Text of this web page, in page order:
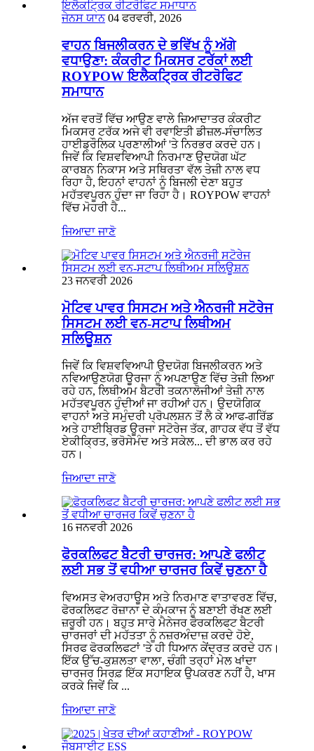
ਜੇਨਸ ਯਾਨ 04 ਫਰਵਰੀ, 2026
ਵਾਹਨ ਬਿਜਲੀਕਰਨ ਦੇ ਭਵਿੱਖ ਨੂੰ ਅੱਗੇ
ਵਧਾਉਣਾ: ਕੰਕਰੀਟ ਮਿਕਸਰ ਟਰੱਕਾਂ ਲਈ
ROYPOW ਇਲੈਕਟ੍ਰਿਕ ਰੀਟਰੋਫਿਟ
ਸਮਾਧਾਨ
ਅੱਜ ਵਰਤੋਂ ਵਿੱਚ ਆਉਣ ਵਾਲੇ ਜ਼ਿਆਦਾਤਰ ਕੰਕਰੀਟ
ਮਿਕਸਰ ਟਰੱਕ ਅਜੇ ਵੀ ਰਵਾਇਤੀ ਡੀਜ਼ਲ-ਸੰਚਾਲਿਤ
ਹਾਈਡ੍ਰੌਲਿਕ ਪ੍ਰਣਾਲੀਆਂ 'ਤੇ ਨਿਰਭਰ ਕਰਦੇ ਹਨ।
ਜਿਵੇਂ ਕਿ ਵਿਸ਼ਵਵਿਆਪੀ ਨਿਰਮਾਣ ਉਦਯੋਗ ਘੱਟ
ਕਾਰਬਨ ਨਿਕਾਸ ਅਤੇ ਸਥਿਰਤਾ ਵੱਲ ਤੇਜ਼ੀ ਨਾਲ ਵਧ
ਰਿਹਾ ਹੈ, ਇਹਨਾਂ ਵਾਹਨਾਂ ਨੂੰ ਬਿਜਲੀ ਦੇਣਾ ਬਹੁਤ
ਮਹੱਤਵਪੂਰਨ ਹੁੰਦਾ ਜਾ ਰਿਹਾ ਹੈ। ROYPOW ਵਾਹਨਾਂ
ਵਿੱਚ ਮੋਹਰੀ ਹੈ...
ਜਿਆਦਾ ਜਾਣੋ
23 ਜਨਵਰੀ 2026
ਮੋਟਿਵ ਪਾਵਰ ਸਿਸਟਮ ਅਤੇ ਐਨਰਜੀ ਸਟੋਰੇਜ
ਸਿਸਟਮ ਲਈ ਵਨ-ਸਟਾਪ ਲਿਥੀਅਮ
ਸਲਿਊਸ਼ਨ
ਜਿਵੇਂ ਕਿ ਵਿਸ਼ਵਵਿਆਪੀ ਉਦਯੋਗ ਬਿਜਲੀਕਰਨ ਅਤੇ
ਨਵਿਆਉਣਯੋਗ ਊਰਜਾ ਨੂੰ ਅਪਣਾਉਣ ਵਿੱਚ ਤੇਜ਼ੀ ਲਿਆ
ਰਹੇ ਹਨ, ਲਿਥੀਅਮ ਬੈਟਰੀ ਤਕਨਾਲੋਜੀਆਂ ਤੇਜ਼ੀ ਨਾਲ
ਮਹੱਤਵਪੂਰਨ ਹੁੰਦੀਆਂ ਜਾ ਰਹੀਆਂ ਹਨ। ਉਦਯੋਗਿਕ
ਵਾਹਨਾਂ ਅਤੇ ਸਮੁੰਦਰੀ ਪ੍ਰੋਪਲਸ਼ਨ ਤੋਂ ਲੈ ਕੇ ਆਫ-ਗਰਿੱਡ
ਅਤੇ ਹਾਈਬ੍ਰਿਡ ਊਰਜਾ ਸਟੋਰੇਜ ਤੱਕ, ਗਾਹਕ ਵੱਧ ਤੋਂ ਵੱਧ
ਏਕੀਕ੍ਰਿਤ, ਭਰੋਸੇਮੰਦ ਅਤੇ ਸਕੇਲ... ਦੀ ਭਾਲ ਕਰ ਰਹੇ
ਹਨ।
ਜਿਆਦਾ ਜਾਣੋ
16 ਜਨਵਰੀ 2026
ਫੋਰਕਲਿਫਟ ਬੈਟਰੀ ਚਾਰਜਰ: ਆਪਣੇ ਫਲੀਟ
ਲਈ ਸਭ ਤੋਂ ਵਧੀਆ ਚਾਰਜਰ ਕਿਵੇਂ ਚੁਣਨਾ ਹੈ
ਵਿਅਸਤ ਵੇਅਰਹਾਊਸ ਅਤੇ ਨਿਰਮਾਣ ਵਾਤਾਵਰਣ ਵਿੱਚ,
ਫੋਰਕਲਿਫਟ ਰੋਜ਼ਾਨਾ ਦੇ ਕੰਮਕਾਜ ਨੂੰ ਬਣਾਈ ਰੱਖਣ ਲਈ
ਜ਼ਰੂਰੀ ਹਨ। ਬਹੁਤ ਸਾਰੇ ਮੈਨੇਜਰ ਫੋਰਕਲਿਫਟ ਬੈਟਰੀ
ਚਾਰਜਰਾਂ ਦੀ ਮਹੱਤਤਾ ਨੂੰ ਨਜ਼ਰਅੰਦਾਜ਼ ਕਰਦੇ ਹੋਏ,
ਸਿਰਫ ਫੋਰਕਲਿਫਟਾਂ 'ਤੇ ਹੀ ਧਿਆਨ ਕੇਂਦ੍ਰਤ ਕਰਦੇ ਹਨ।
ਇੱਕ ਉੱਚ-ਕੁਸ਼ਲਤਾ ਵਾਲਾ, ਚੰਗੀ ਤਰ੍ਹਾਂ ਮੇਲ ਖਾਂਦਾ
ਚਾਰਜਰ ਸਿਰਫ਼ ਇੱਕ ਸਹਾਇਕ ਉਪਕਰਣ ਨਹੀਂ ਹੈ, ਖਾਸ
ਕਰਕੇ ਜਿਵੇਂ ਕਿ ...
ਜਿਆਦਾ ਜਾਣੋ